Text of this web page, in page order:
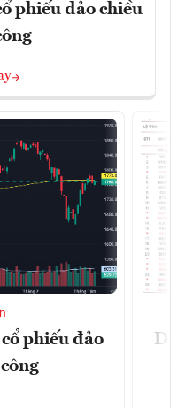
phiếu đảo chiều
phiếu đảo
Dự